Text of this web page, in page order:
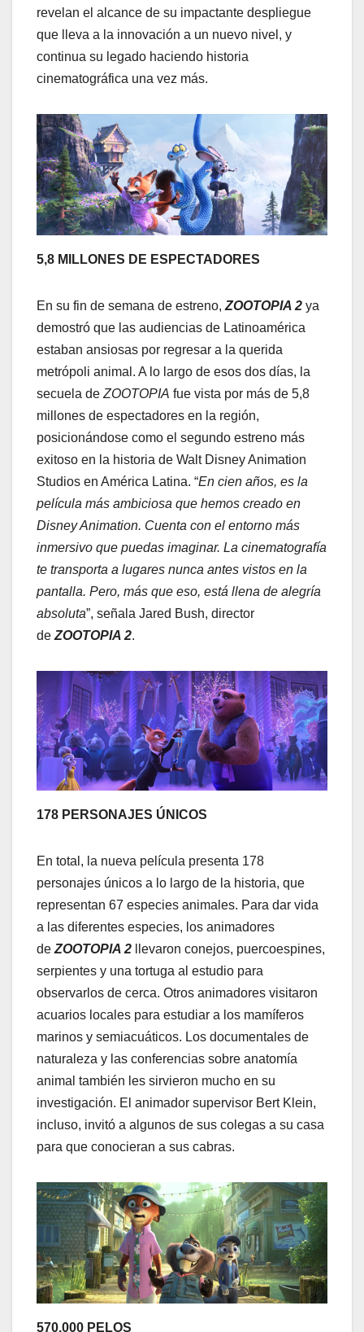
revelan el alcance de su impactante despliegue
que lleva a la innovación a un nuevo nivel, y
continua su legado haciendo historia
cinematográfica una vez más.
5,8 MILLONES DE ESPECTADORES
En su fin de semana de estreno, ZOOTOPIA 2 ya
demostró que las audiencias de Latinoamérica
estaban ansiosas por regresar a la querida
metrópoli animal. A lo largo de esos dos días, la
secuela de ZOOTOPIA fue vista por más de 5,8
millones de espectadores en la región,
posicionándose como el segundo estreno más
exitoso en la historia de Walt Disney Animation
Studios en América Latina. “En cien años, es la
película más ambiciosa que hemos creado en
Disney Animation. Cuenta con el entorno más
inmersivo que puedas imaginar. La cinematografía
te transporta a lugares nunca antes vistos en la
pantalla. Pero, más que eso, está llena de alegría
absoluta”, señala Jared Bush, director
de ZOOTOPIA 2.
178 PERSONAJES ÚNICOS
En total, la nueva película presenta 178
personajes únicos a lo largo de la historia, que
representan 67 especies animales. Para dar vida
a las diferentes especies, los animadores
deZOOTOPIA 2 llevaron conejos, puercoespines,
serpientes y una tortuga al estudio para
observarlos de cerca. Otros animadores visitaron
acuarios locales para estudiar a los mamíferos
marinos y semiacuáticos. Los documentales de
naturaleza y las conferencias sobre anatomía
animal también les sirvieron mucho en su
investigación. El animador supervisor Bert Klein,
incluso, invitó a algunos de sus colegas a su casa
para que conocieran a sus cabras.
570.000 PELOS